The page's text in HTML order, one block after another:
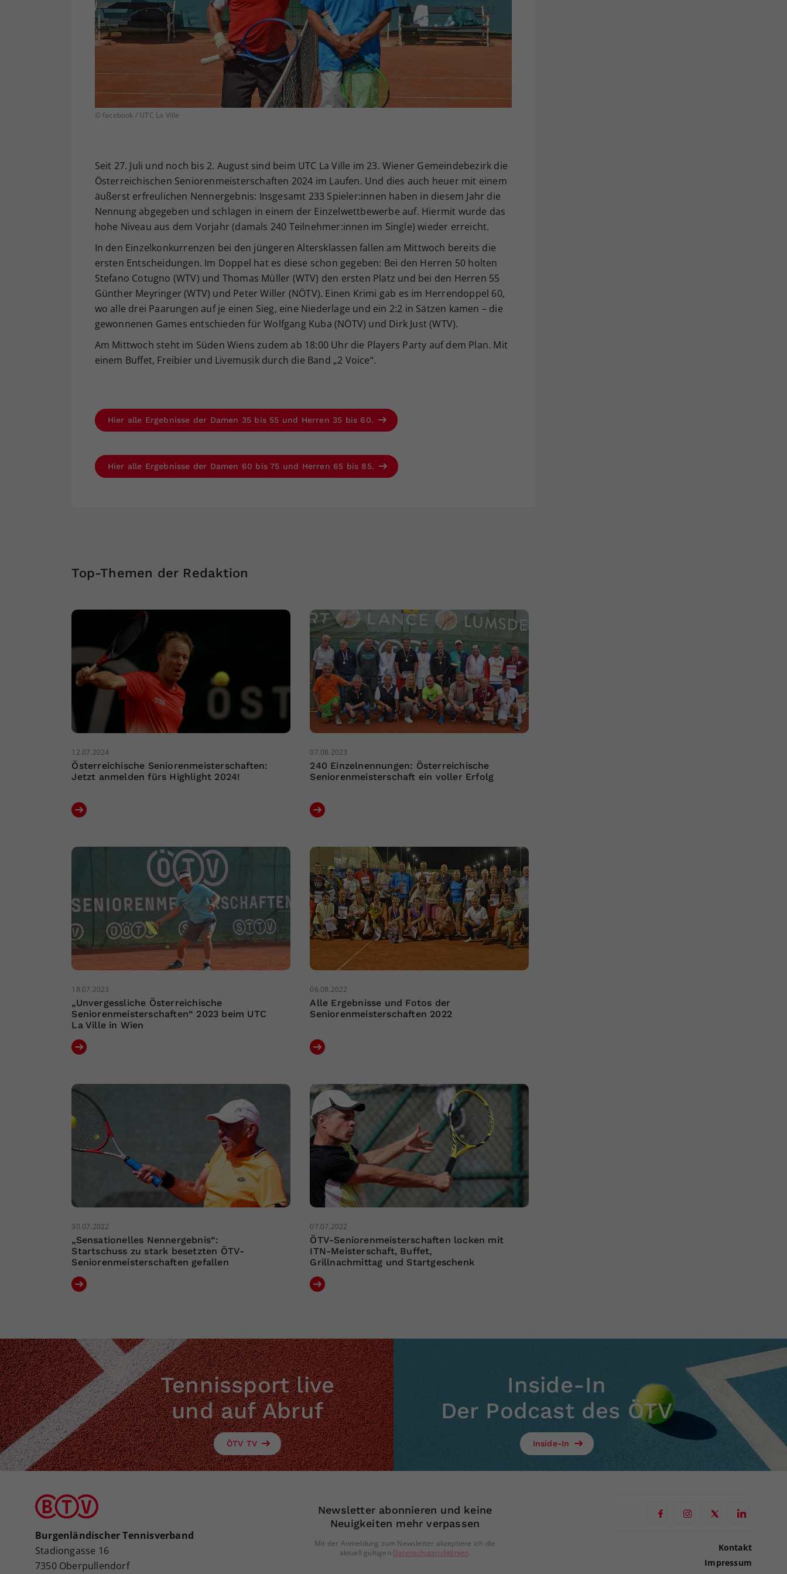
© facebook / UTC La Ville
Seit 27. Juli und noch bis 2. August sind beim UTC La Ville im 23. Wiener Gemeindebezirk die
Österreichischen Seniorenmeisterschaften 2024 im Laufen. Und dies auch heuer mit einem
äußerst erfreulichen Nennergebnis: Insgesamt 233 Spieler:innen haben in diesem Jahr die
Nennung abgegeben und schlagen in einem der Einzelwettbewerbe auf. Hiermit wurde das
hohe Niveau aus dem Vorjahr (damals 240 Teilnehmer:innen im Single) wieder erreicht.
In den Einzelkonkurrenzen bei den jüngeren Altersklassen fallen am Mittwoch bereits die
ersten Entscheidungen. Im Doppel hat es diese schon gegeben: Bei den Herren 50 holten
Stefano Cotugno (WTV) und Thomas Müller (WTV) den ersten Platz und bei den Herren 55
Günther Meyringer (WTV) und Peter Willer (NÖTV). Einen Krimi gab es im Herrendoppel 60,
wo alle drei Paarungen auf je einen Sieg, eine Niederlage und ein 2:2 in Sätzen kamen – die
gewonnenen Games entschieden für Wolfgang Kuba (NÖTV) und Dirk Just (WTV).
Am Mittwoch steht im Süden Wiens zudem ab 18:00 Uhr die Players Party auf dem Plan. Mit
einem Buffet, Freibier und Livemusik durch die Band „2 Voice“.
Hier alle Ergebnisse der Damen 35 bis 55 und Herren 35 bis 60.
Hier alle Ergebnisse der Damen 60 bis 75 und Herren 65 bis 85.
Top-Themen der Redaktion
12.07.2024
Österreichische Seniorenmeisterschaften:
Jetzt anmelden fürs Highlight 2024!
07.08.2023
240 Einzelnennungen: Österreichische
Seniorenmeisterschaft ein voller Erfolg
18.07.2023
„Unvergessliche Österreichische
Seniorenmeisterschaften“ 2023 beim UTC
La Ville in Wien
06.08.2022
Alle Ergebnisse und Fotos der
Seniorenmeisterschaften 2022
30.07.2022
„Sensationelles Nennergebnis“:
Startschuss zu stark besetzten ÖTV-
Seniorenmeisterschaften gefallen
07.07.2022
ÖTV-Seniorenmeisterschaften locken mit
ITN-Meisterschaft, Buffet,
Grillnachmittag und Startgeschenk
Tennissport live
und auf Abruf
ÖTV TV
Inside-In
Der Podcast des ÖTV
Inside-In
Burgenländischer Tennisverband
Stadiongasse 16
7350 Oberpullendorf
Newsletter abonnieren und keine
Neuigkeiten mehr verpassen
Mit der Anmeldung zum Newsletter akzeptiere ich die
aktuell gültigen Datenschutzrichtlinien.
Kontakt
Impressum
Ihrer vorgenommen Einstellungen, falls der
Webseiten-Betreiber dies eingestellt hat.